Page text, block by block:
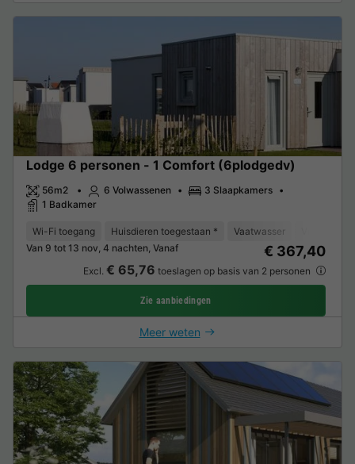
Lodge 6 personen - 1 Comfort (6plodgedv)
56m2 6 Volwassenen
3 Slaapkamers
1 Badkamer
Wi-Fi toegang Huisdieren toegestaan * Vaatwasser
Van 9 tot 13 nov, 4 nachten, Vanaf
€ 367,40
Excl. € 65,76 toeslagen op basis van 2 personen
Zie aanbiedingen
Meer weten